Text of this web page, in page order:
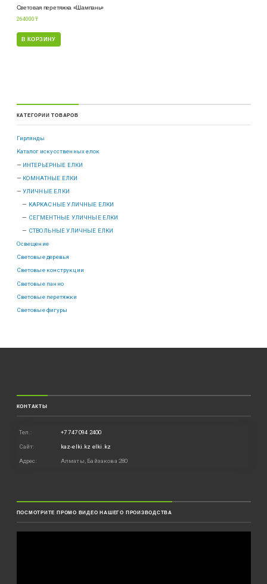
Световая перетяжка «Шампань»
264000 ₸
В КОРЗИНУ
КАТЕГОРИИ ТОВАРОВ
Гирлянды
Каталог искусственных елок
ИНТЕРЬЕРНЫЕ ЕЛКИ
КОМНАТНЫЕ ЕЛКИ
УЛИЧНЫЕ ЕЛКИ
КАРКАСНЫЕ УЛИЧНЫЕ ЕЛКИ
СЕГМЕНТНЫЕ УЛИЧНЫЕ ЕЛКИ
СТВОЛЬНЫЕ УЛИЧНЫЕ ЕЛКИ
Освещение
Световые деревья
Световые конструкции
Световые панно
Световые перетяжки
Световые фигуры
КОНТАКТЫ
Тел.: +7 747 094 2400
Сайт: kaz-elki.kz elki.kz
Адрес: Алматы, Байзакова 280
ПОСМОТРИТЕ ПРОМО ВИДЕО НАШЕГО ПРОИЗВОДСТВА